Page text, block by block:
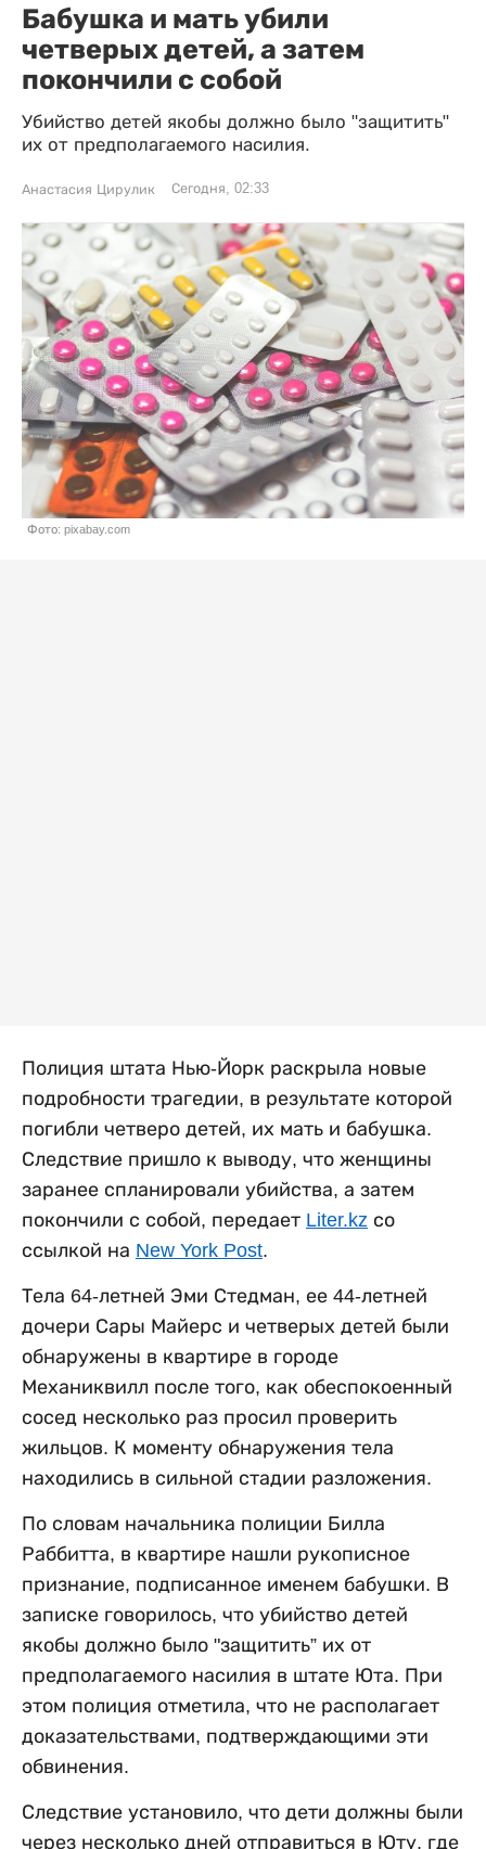
Бабушка и мать убили
четверых детей, а затем
покончили с собой
Убийство детей якобы должно было "защитить"
их от предполагаемого насилия.
Анастасия Цирулик Сегодня, 02:33
Фото: pixabay.com
Полиция штата Нью-Йорк раскрыла новые
подробности трагедии, в результате которой
погибли четверо детей, их мать и бабушка.
Следствие пришло к выводу, что женщины
заранее спланировали убийства, а затем
покончили с собой, передает Liter.kz со
ссылкой на New York Post.
Тела 64-летней Эми Стедман, ее 44-летней
дочери Сары Майерс и четверых детей были
обнаружены в квартире в городе
Механиквилл после того, как обеспокоенный
сосед несколько раз просил проверить
жильцов. К моменту обнаружения тела
находились в сильной стадии разложения.
По словам начальника полиции Билла
Раббитта, в квартире нашли рукописное
признание, подписанное именем бабушки. В
записке говорилось, что убийство детей
якобы должно было "защитить” их от
предполагаемого насилия в штате Юта. При
этом полиция отметила, что не располагает
доказательствами, подтверждающими эти
обвинения.
Следствие установило, что дети должны были
через несколько дней отправиться в Юту, где